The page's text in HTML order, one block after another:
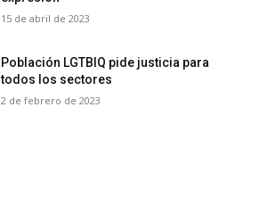
15 de abril de 2023
Población LGTBIQ pide justicia para
todos los sectores
2 de febrero de 2023